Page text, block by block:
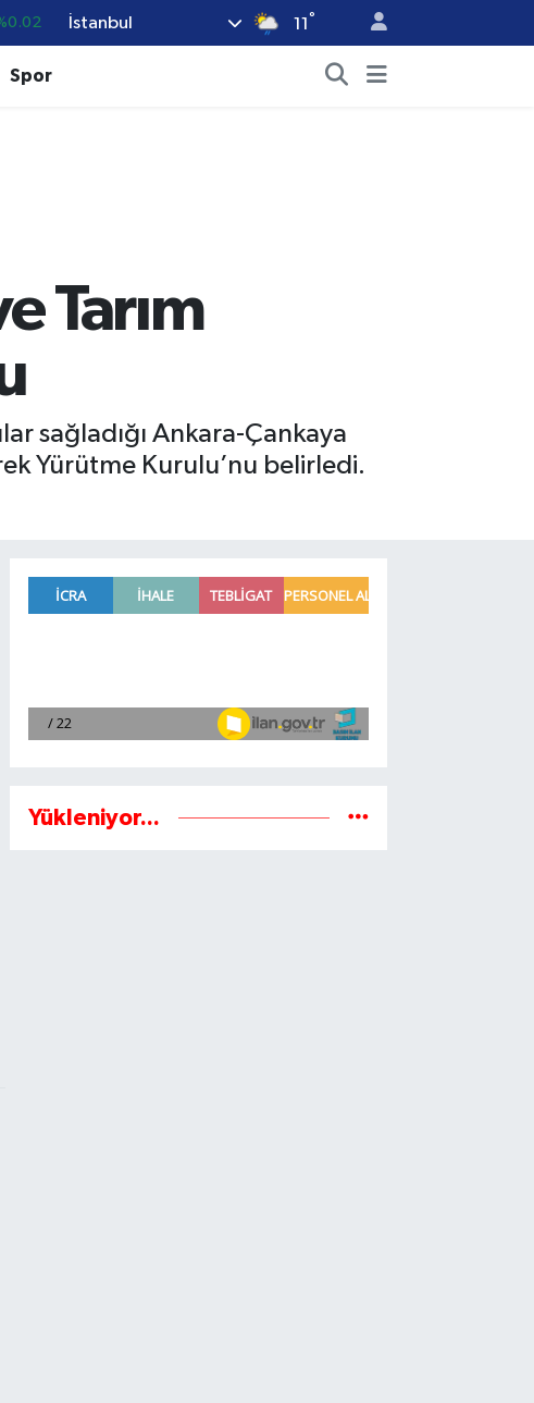
İstanbul 11 °
Spor
Tarım
sağladığı Ankara-Çankaya
Yürütme Kurulu’nu belirledi.
Yükleniyor...